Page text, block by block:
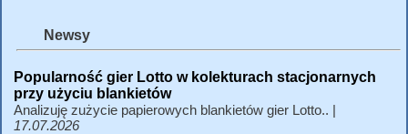
Newsy
Popularność gier Lotto w kolekturach stacjonarnych
przy użyciu blankietów
Analizuję zużycie papierowych blankietów gier Lotto.. |
17.07.2026